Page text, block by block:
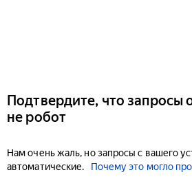
Подтвердите, что запросы
не робот
Нам очень жаль, но запросы с вашего
автоматические.
Почему это могло